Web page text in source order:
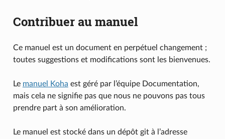
Contribuer au manuel
Ce manuel est un document en perpétuel changement ;
toutes suggestions et modifications sont les bienvenues.
Le manuel Koha est géré par l’équipe Documentation,
mais cela ne signifie pas que nous ne pouvons pas tous
prendre part à son amélioration.
Le manuel est stocké dans un dépôt git à l’adresse